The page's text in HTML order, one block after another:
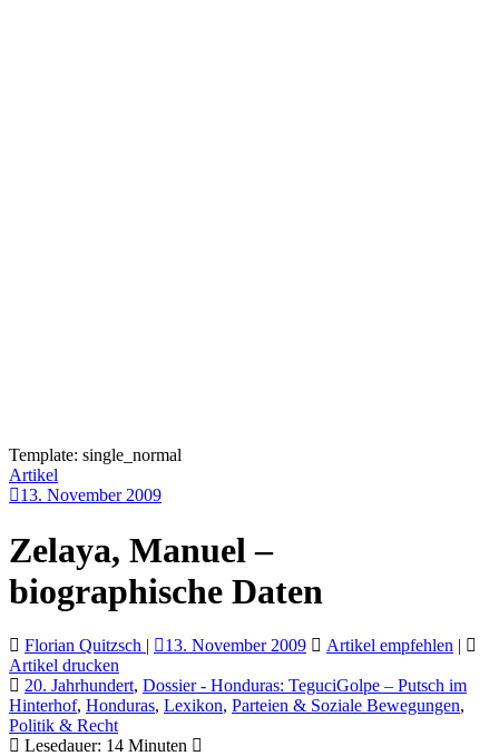
Template: single_normal
Artikel
13. November 2009
Zelaya, Manuel –
biographische Daten
Florian Quitzsch | 13. November 2009 Artikel empfehlen |
Artikel drucken
20. Jahrhundert, Dossier - Honduras: TeguciGolpe – Putsch im
Hinterhof, Honduras, Lexikon, Parteien & Soziale Bewegungen,
Politik & Recht
Lesedauer: 14 Minuten